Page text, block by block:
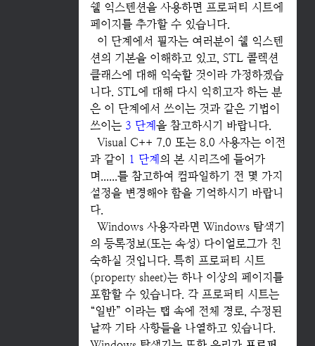
쉘 익스텐션을 사용하면 프로퍼티 시트에
페이지를 추가할 수 있습니다.
이 단계에서 필자는 여러분이 쉘 익스텐
션의 기본을 이해하고 있고, STL 콜렉션
클래스에 대해 익숙할 것이라 가정하겠습
니다. STL에 대해 다시 익히고자 하는 분
은 이 단계에서 쓰이는 것과 같은 기법이
쓰이는 3 단계을 참고하시기 바랍니다.
Visual C++ 7.0 또는 8.0 사용자는 이전
과 같이 1 단계의 본 시리즈에 들어가
며......를 참고하여 컴파일하기 전 몇 가지
설정을 변경해야 함을 기억하시기 바랍니
다.
Windows 사용자라면 Windows 탐색기
의 등록정보(또는 속성) 다이얼로그가 친
숙하실 것입니다. 특히 프로퍼티 시트
(property sheet)는 하나 이상의 페이지를
포함할 수 있습니다. 각 프로퍼티 시트는
“일반” 이라는 탭 속에 전체 경로, 수정된
날짜 기타 사항들을 나열하고 있습니다.